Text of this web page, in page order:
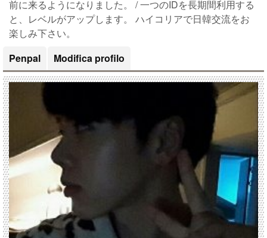
前に来るようになりました。 / 一つのIDを長期間利用する
と、レベルがアップします。 ハイコリアで日韓交流をお
楽しみ下さい。
Penpal
Modifica profilo